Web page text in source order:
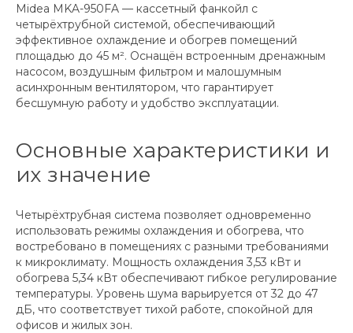
Midea MKA-950FA — кассетный фанкойл с
четырёхтрубной системой, обеспечивающий
эффективное охлаждение и обогрев помещений
площадью до 45 м². Оснащён встроенным дренажным
насосом, воздушным фильтром и малошумным
асинхронным вентилятором, что гарантирует
бесшумную работу и удобство эксплуатации.
Основные характеристики и
их значение
Четырёхтрубная система позволяет одновременно
использовать режимы охлаждения и обогрева, что
востребовано в помещениях с разными требованиями
к микроклимату. Мощность охлаждения 3,53 кВт и
обогрева 5,34 кВт обеспечивают гибкое регулирование
температуры. Уровень шума варьируется от 32 до 47
дБ, что соответствует тихой работе, спокойной для
офисов и жилых зон.